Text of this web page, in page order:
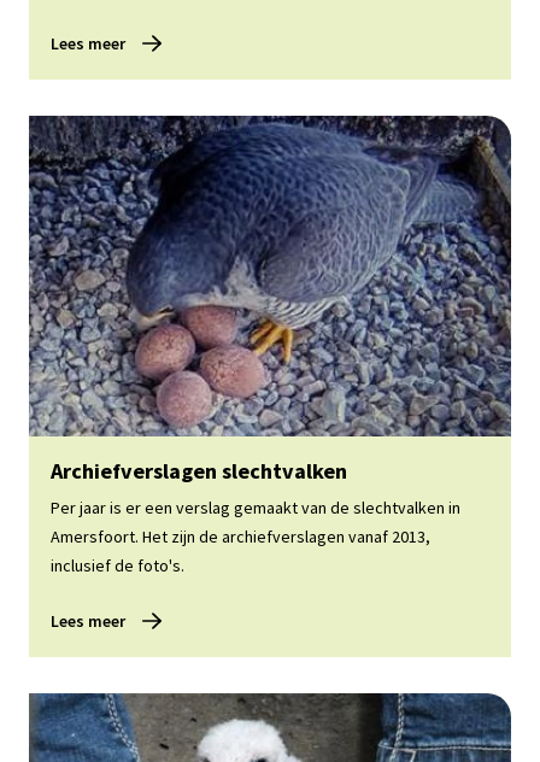
Lees meer
Lees meer
Archiefverslagen slechtvalken
Per jaar is er een verslag gemaakt van de slechtvalken in
Amersfoort. Het zijn de archiefverslagen vanaf 2013,
inclusief de foto's.
Lees meer